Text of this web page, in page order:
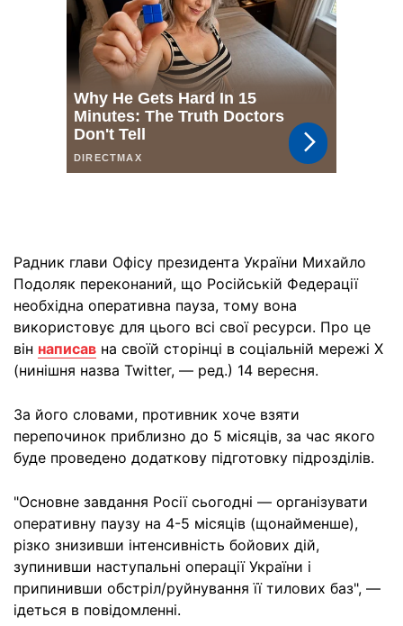
Радник глави Офісу президента України Михайло
Подоляк переконаний, що Російській Федерації
необхідна оперативна пауза, тому вона
використовує для цього всі свої ресурси. Про це
він написав на своїй сторінці в соціальній мережі Х
(нинішня назва Twitter, — ред.) 14 вересня.
За його словами, противник хоче взяти
перепочинок приблизно до 5 місяців, за час якого
буде проведено додаткову підготовку підрозділів.
"Основне завдання Росії сьогодні — організувати
оперативну паузу на 4-5 місяців (щонайменше),
різко знизивши інтенсивність бойових дій,
зупинивши наступальні операції України і
припинивши обстріл/руйнування її тилових баз", —
ідеться в повідомленні.